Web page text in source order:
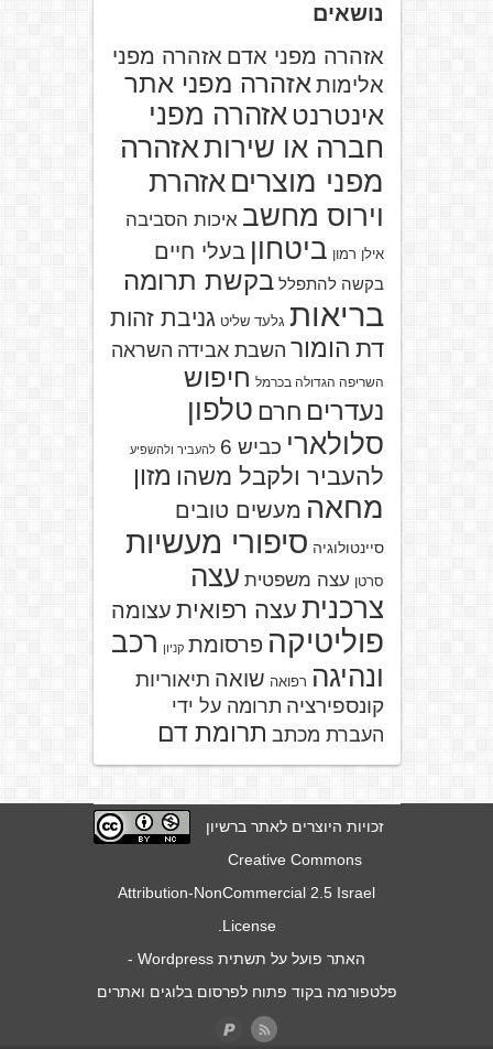
נושאים
אזהרה מפני אדם אזהרה מפני
אלימות אזהרה מפני אתר
אינטרנט אזהרה מפני
חברה או שירותאזהרה
מפני מוצרים אזהרת
וירוס מחשב איכות הסביבה
אילן רמון ביטחון בעלי חיים
בקשה להתפלל בקשת תרומה
בריאות גלעד שליט גניבת זהות
דת הומור השבת אבידה השראה
השריפה הגדולה בכרמל חיפוש
נעדרים חרם טלפון
סלולארי כביש 6 להעביר ולהשפיע
להעביר ולקבל משהו מזון
מחאה מעשים טובים
סיינטולוגיה סיפורי מעשיות
סרטן עצה משפטית עצה
צרכנית עצה רפואית עצומה
פוליטיקה פרסומת קניון רכב
ונהיגה רפואה שואה תיאוריות
קונספירציה תרומה על ידי
העברת מכתב תרומת דם
זכויות היוצרים לאתר ברשיון
Creative Commons
Attribution-NonCommercial 2.5 Israel
License
האתר פועל על תשתית Wordpress
-
פלטפורמה בקוד פתוח לפרסום בלוגים ואתרים